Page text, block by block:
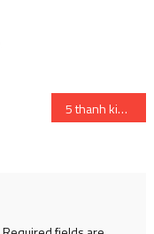
5 thanh kiếm có nhiều quyền năng trong anime [Best List]